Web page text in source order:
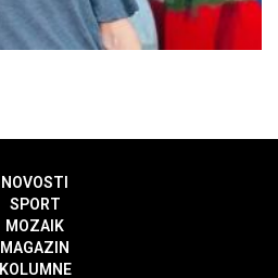
NOVOSTI
SPORT
MOZAIK
MAGAZIN
KOLUMNE